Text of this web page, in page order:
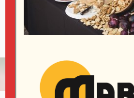
navegador para la próxima vez que